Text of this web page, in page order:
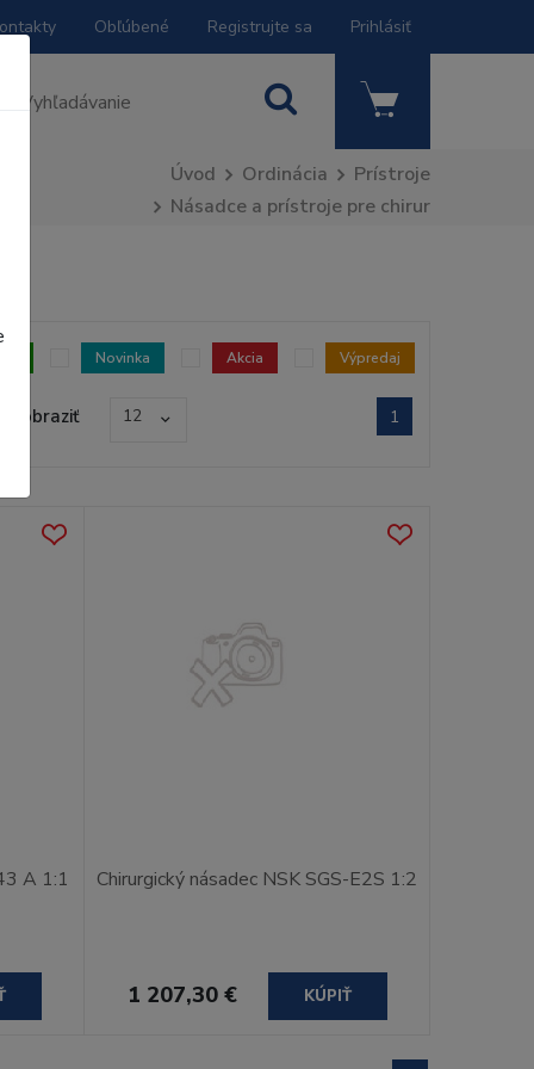
Obľúbené Registrujte sa Prihlásiť
Úvod Ordinácia
Prístroje
Násadce a prístroje pre chirur
Novinka Akcia Výpredaj
Zobraziť 12 1
A 1:1 Chirurgický násadec NSK SGS-E2S 1:2
1 207,30 € KÚPIŤ